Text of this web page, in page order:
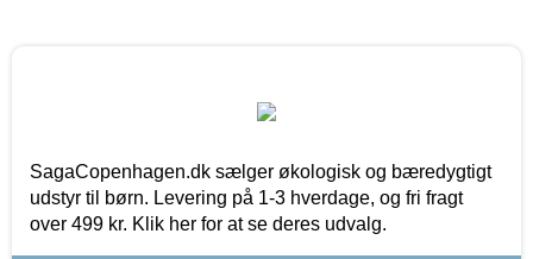
SagaCopenhagen.dk sælger økologisk og bæredygtigt
udstyr til børn. Levering på 1-3 hverdage, og fri fragt
over 499 kr. Klik her for at se deres udvalg.